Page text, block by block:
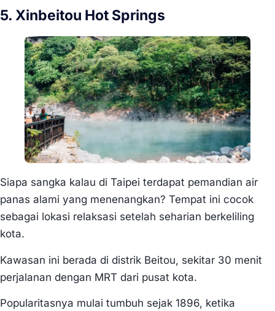
5. Xinbeitou Hot Springs
Siapa sangka kalau di Taipei terdapat pemandian air
panas alami yang menenangkan? Tempat ini cocok
sebagai lokasi relaksasi setelah seharian berkeliling
kota.
Kawasan ini berada di distrik Beitou, sekitar 30 menit
perjalanan dengan MRT dari pusat kota.
Popularitasnya mulai tumbuh sejak 1896, ketika